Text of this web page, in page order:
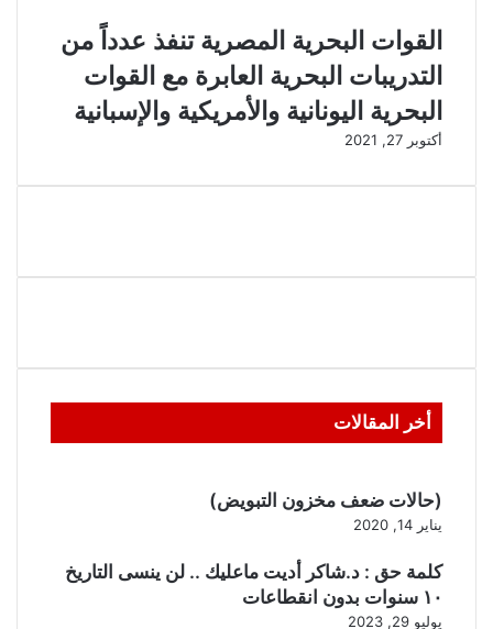
القوات البحرية المصرية تنفذ عدداً من
التدريبات البحرية العابرة مع القوات
البحرية اليونانية والأمريكية والإسبانية
أكتوبر 27, 2021
أخر المقالات
(حالات ضعف مخزون التبويض)
يناير 14, 2020
كلمة حق : د.شاكر أديت ماعليك .. لن ينسى التاريخ
١٠ سنوات بدون انقطاعات
يوليو 29, 2023